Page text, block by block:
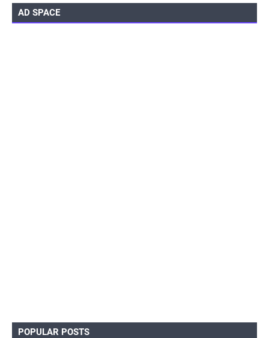
AD SPACE
POPULAR POSTS